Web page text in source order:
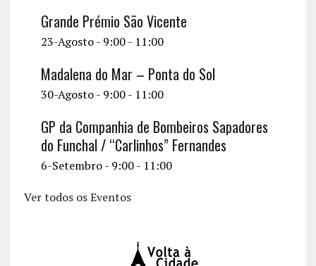
Grande Prémio São Vicente
23-Agosto - 9:00- 11:00
Madalena do Mar – Ponta do Sol
30-Agosto - 9:00- 11:00
GP da Companhia de Bombeiros Sapadores
do Funchal / “Carlinhos” Fernandes
6-Setembro - 9:00- 11:00
Ver todos os Eventos